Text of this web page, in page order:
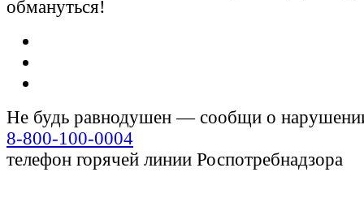
обмануться!
Не будь равнодушен — сообщи о
8-800-100-0004
телефон горячей линии Роспотребнадзора